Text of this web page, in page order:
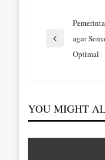
pos
agar
Optimal
YOU MIGHT